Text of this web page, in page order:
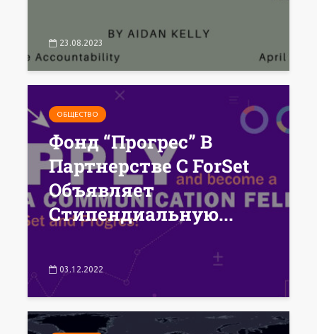
23.08.2023
ОБЩЕСТВО
Фонд “Прогрес” В
Партнерстве С ForSet
Объявляет
Стипендиальную...
03.12.2022